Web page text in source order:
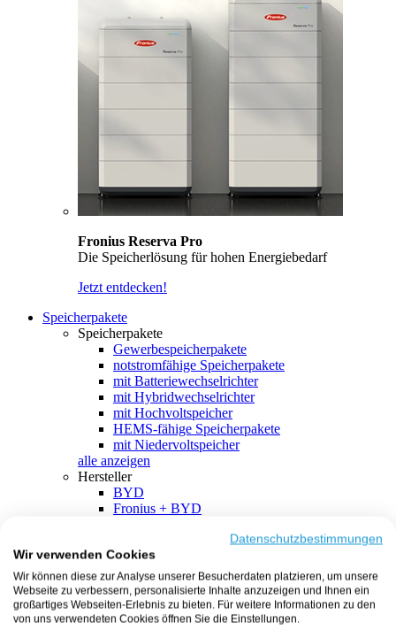
Fronius Reserva Pro
Die Speicherlösung für hohen Energiebedarf
Jetzt entdecken!
Speicherpakete
Speicherpakete
Gewerbespeicherpakete
notstromfähige Speicherpakete
mit Batteriewechselrichter
mit Hybridwechselrichter
mit Hochvoltspeicher
HEMS-fähige Speicherpakete
mit Niedervoltspeicher
alle anzeigen
Hersteller
BYD
Fronius + BYD
SMA + BYD
EcoFlow
EcoFlow + EcoFlow
FENECON
FENECON + FENECON
Datenschutzbestimmungen
Wir verwenden Cookies
Wir können diese zur Analyse unserer Besucherdaten platzieren, um unsere
Webseite zu verbessern, personalisierte Inhalte anzuzeigen und Ihnen ein
großartiges Webseiten-Erlebnis zu bieten. Für weitere Informationen zu den
von uns verwendeten Cookies öffnen Sie die Einstellungen.